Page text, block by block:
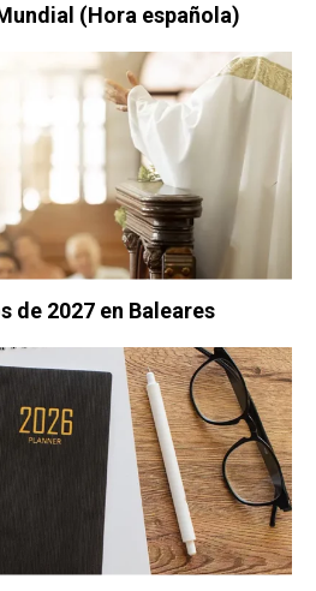
(Hora española)
de 2027 en Baleares